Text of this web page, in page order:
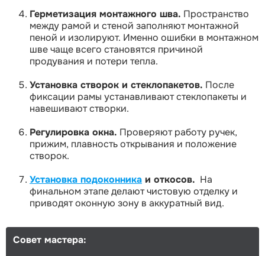
Герметизация монтажного шва. Пространство
между рамой и стеной заполняют монтажной
пеной и изолируют. Именно ошибки в монтажном
шве чаще всего становятся причиной
продувания и потери тепла.
Установка створок и стеклопакетов. После
фиксации рамы устанавливают стеклопакеты и
навешивают створки.
Регулировка окна. Проверяют работу ручек,
прижим, плавность открывания и положение
створок.
Установка подоконника и откосов. На
финальном этапе делают чистовую отделку и
приводят оконную зону в аккуратный вид.
Совет мастера: